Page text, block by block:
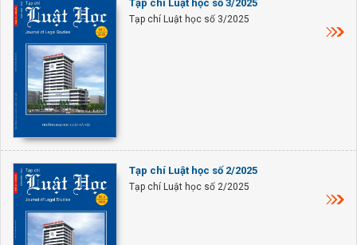
Tạp chí Luật học số 3/2025
Tạp chí Luật học số 3/2025
Tạp chí Luật học số 2/2025
Tạp chí Luật học số 2/2025